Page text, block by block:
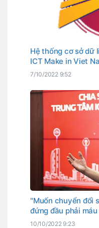
Hệ thống cơ sở dữ
ICT Make in Viet
7/10/2022 9:52
"Muốn chuyển đổi
đứng đầu phải
10/10/2022 9:23